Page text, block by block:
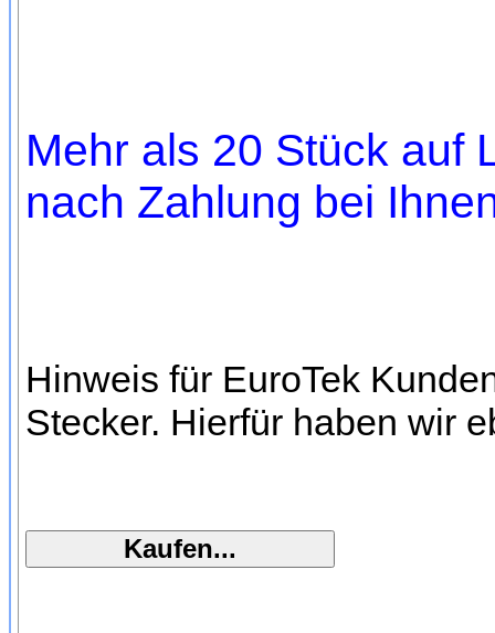
Mehr als 20 Stück auf
nach Zahlung bei
Hinweis für EuroTek
Stecker. Hierfür haben wir